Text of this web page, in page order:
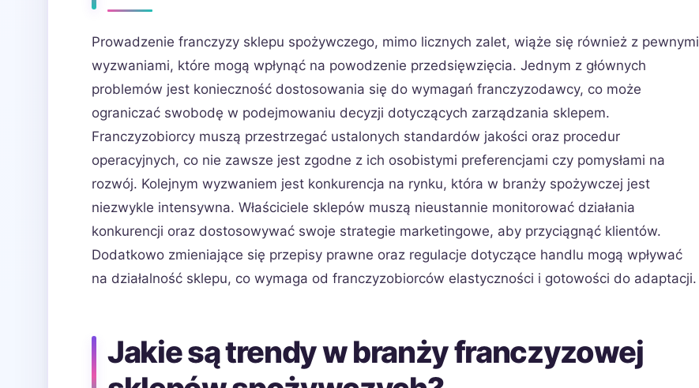
Prowadzenie franczyzy sklepu spożywczego, mimo licznych zalet, wiąże się również z pewnymi
wyzwaniami, które mogą wpłynąć na powodzenie przedsięwzięcia. Jednym z głównych
problemów jest konieczność dostosowania się do wymagań franczyzodawcy, co może
ograniczać swobodę w podejmowaniu decyzji dotyczących zarządzania sklepem.
Franczyzobiorcy muszą przestrzegać ustalonych standardów jakości oraz procedur
operacyjnych, co nie zawsze jest zgodne z ich osobistymi preferencjami czy pomysłami na
rozwój. Kolejnym wyzwaniem jest konkurencja na rynku, która w branży spożywczej jest
niezwykle intensywna. Właściciele sklepów muszą nieustannie monitorować działania
konkurencji oraz dostosowywać swoje strategie marketingowe, aby przyciągnąć klientów.
Dodatkowo zmieniające się przepisy prawne oraz regulacje dotyczące handlu mogą wpływać
na działalność sklepu, co wymaga od franczyzobiorców elastyczności i gotowości do adaptacji.
Jakie są trendy w branży franczyzowej